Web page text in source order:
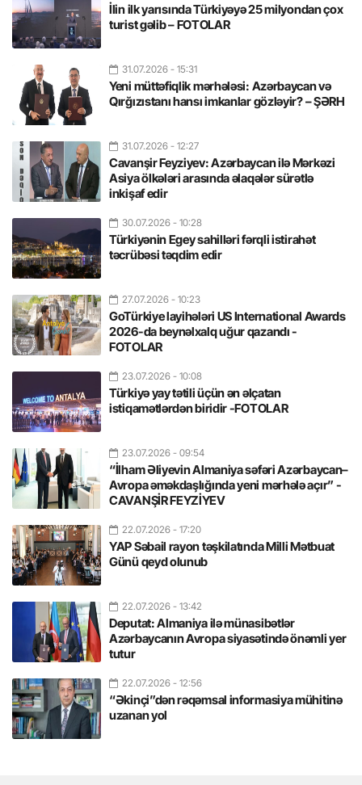
İlin ilk yarısında Türkiyəyə 25 milyondan çox
turist gəlib – FOTOLAR
31.07.2026 - 15:31
Yeni müttəfiqlik mərhələsi: Azərbaycan və
Qırğızıstanı hansı imkanlar gözləyir? – ŞƏRH
31.07.2026 - 12:27
Cavanşir Feyziyev: Azərbaycan ilə Mərkəzi
Asiya ölkələri arasında əlaqələr sürətlə
inkişaf edir
30.07.2026 - 10:28
Türkiyənin Egey sahilləri fərqli istirahət
təcrübəsi təqdim edir
27.07.2026 - 10:23
GoTürkiye layihələri US International Awards
2026-da beynəlxalq uğur qazandı -
FOTOLAR
23.07.2026 - 10:08
Türkiyə yay tətili üçün ən əlçatan
istiqamətlərdən biridir -FOTOLAR
23.07.2026 - 09:54
“İlham Əliyevin Almaniya səfəri Azərbaycan–
Avropa əməkdaşlığında yeni mərhələ açır” -
CAVANŞİR FEYZİYEV
22.07.2026 - 17:20
YAP Səbail rayon təşkilatında Milli Mətbuat
Günü qeyd olunub
22.07.2026 - 13:42
Deputat: Almaniya ilə münasibətlər
Azərbaycanın Avropa siyasətində önəmli yer
tutur
22.07.2026 - 12:56
“Əkinçi”dən rəqəmsal informasiya mühitinə
uzanan yol